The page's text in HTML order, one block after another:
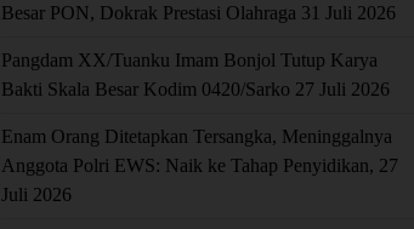
Besar PON, Dokrak Prestasi Olahraga 31 Juli 2026
Pangdam XX/Tuanku Imam Bonjol Tutup Karya
Bakti Skala Besar Kodim 0420/Sarko 27 Juli 2026
Enam Orang Ditetapkan Tersangka, Meninggalnya
Anggota Polri EWS: Naik ke Tahap Penyidikan, 27
Juli 2026